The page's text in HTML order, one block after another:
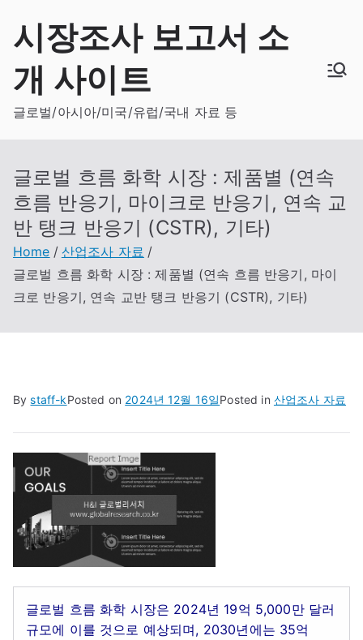
content
시장조사 보고서 소
개 사이트
글로벌/아시아/미국/유럽/국내 자료 등
글로벌 흐름 화학 시장 : 제품별 (연속
흐름 반응기, 마이크로 반응기, 연속 교
반 탱크 반응기 (CSTR), 기타)
Home
산업조사 자료
글로벌 흐름 화학 시장 : 제품별 (연속 흐름 반응기, 마이
크로 반응기, 연속 교반 탱크 반응기 (CSTR), 기타)
Bystaff-kPosted on 2024년 12월 16일Posted in 산업조사 자료
글로벌 흐름 화학 시장은 2024년 19억 5,000만 달러
규모에 이를 것으로 예상되며, 2030년에는 35억